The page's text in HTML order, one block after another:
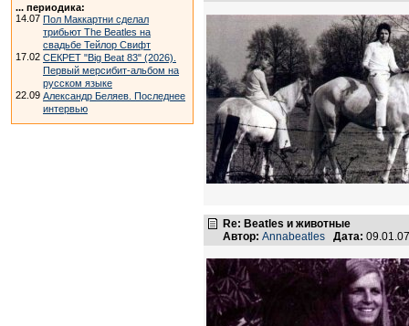
... периодика:
14.07 Пол Маккартни сделал
трибьют The Beatles на
свадьбе Тейлор Свифт
17.02 СЕКРЕТ "Big Beat 83" (2026).
Первый мерсибит-альбом на
русском языке
22.09 Александр Беляев. Последнее
интервью
Re: Beatles и животные
Автор: Annabeatles Дата: